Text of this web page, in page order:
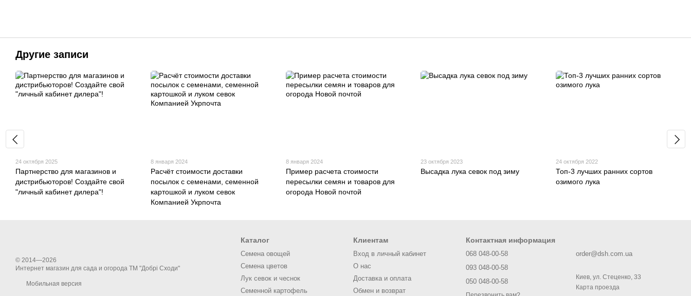
Другие записи
24 октября 2025
Партнерство для магазинов и
дистрибьюторов! Создайте свой
"личный кабинет дилера"!
8 января 2024
Расчёт стоимости доставки
посылок с семенами, семенной
картошкой и луком севок
Компанией Укрпочта
8 января 2024
Пример расчета стоимости
пересылки семян и товаров для
огорода Новой почтой
23 октября 2023
Высадка лука севок под зиму
24 октября 2022
Топ-3 лучших ранних сортов
озимого лука
© 2014—2026
Интернет магазин для сада и огорода ТМ "Добрі Сходи"
Мобильная версия
Каталог
Семена овощей
Семена цветов
Лук севок и чеснок
Семенной картофель
Клиентам
Вход в личный кабинет
О нас
Доставка и оплата
Обмен и возврат
Контактная информация
068 048-00-58
093 048-00-58
050 048-00-58
order@dsh.com.ua
Киев, ул. Стеценко, 33
Карта проезда